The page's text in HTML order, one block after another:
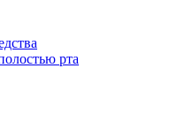
рта